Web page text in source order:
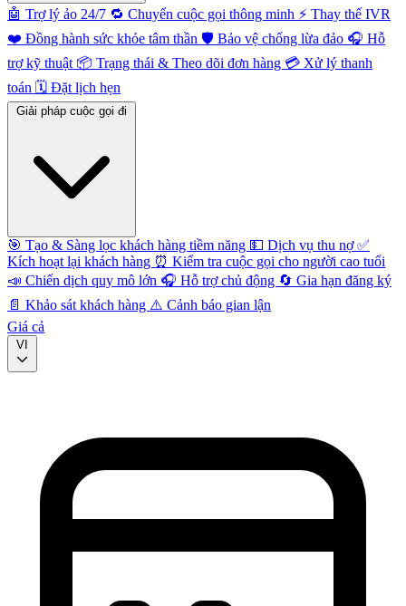
🤖 Trợ lý ảo 24/7 🔁 Chuyển cuộc gọi thông minh ⚡️ Thay thế IVR
❤️ Đồng hành sức khỏe tâm thần 🛡️ Bảo vệ chống lừa đảo 🎧 Hỗ
trợ kỹ thuật 📦 Trạng thái & Theo dõi đơn hàng 💳 Xử lý thanh
toán 🗓️ Đặt lịch hẹn
Giải pháp cuộc gọi đi
🎯 Tạo & Sàng lọc khách hàng tiềm năng 💵 Dịch vụ thu nợ✅
Kích hoạt lại khách hàng ⏰ Kiểm tra cuộc gọi cho người cao tuổi
📣 Chiến dịch quy mô lớn 🎧 Hỗ trợ chủ động 🔄 Gia hạn đăng ký
📄 Khảo sát khách hàng ⚠️ Cảnh báo gian lận
Giá cả
VI